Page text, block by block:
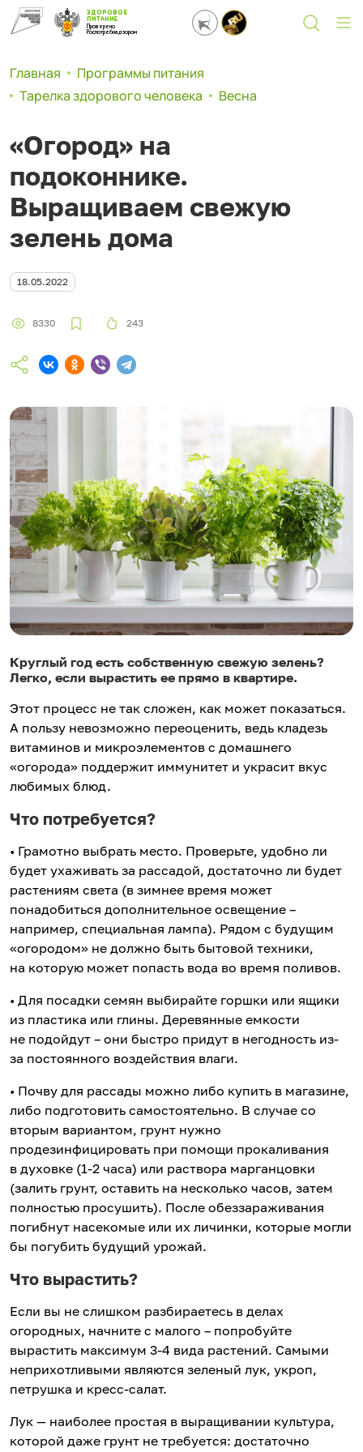
ЗДОРОВОЕ
ПИТАНИЕ
Проверено
Роспотребнадзором
Главная
Программы питания
Тарелка здорового человека
Весна
«Огород» на
подоконнике.
Выращиваем свежую
зелень дома
18.05.2022
8330 243
Круглый год есть собственную свежую зелень?
Легко, если вырастить ее прямо в квартире.
Этот процесс не так сложен, как может показаться.
А пользу невозможно переоценить, ведь кладезь
витаминов и микроэлементов с домашнего
«огорода» поддержит иммунитет и украсит вкус
любимых блюд.
Что потребуется?
• Грамотно выбрать место. Проверьте, удобно ли
будет ухаживать за рассадой, достаточно ли будет
растениям света (в зимнее время может
понадобиться дополнительное освещение –
например, специальная лампа). Рядом с будущим
«огородом» не должно быть бытовой техники,
на которую может попасть вода во время поливов.
• Для посадки семян выбирайте горшки или ящики
из пластика или глины. Деревянные емкости
не подойдут – они быстро придут в негодность из-
за постоянного воздействия влаги.
• Почву для рассады можно либо купить в магазине,
либо подготовить самостоятельно. В случае со
вторым вариантом, грунт нужно
продезинфицировать при помощи прокаливания
в духовке (1-2 часа) или раствора марганцовки
(залить грунт, оставить на несколько часов, затем
полностью просушить). После обеззараживания
погибнут насекомые или их личинки, которые могли
бы погубить будущий урожай.
Что вырастить?
Если вы не слишком разбираетесь в делах
огородных, начните с малого – попробуйте
вырастить максимум 3-4 вида растений. Самыми
неприхотливыми являются зеленый лук, укроп,
петрушка и кресс-салат.
Лук — наиболее простая в выращивании культура,
которой даже грунт не требуется: достаточно